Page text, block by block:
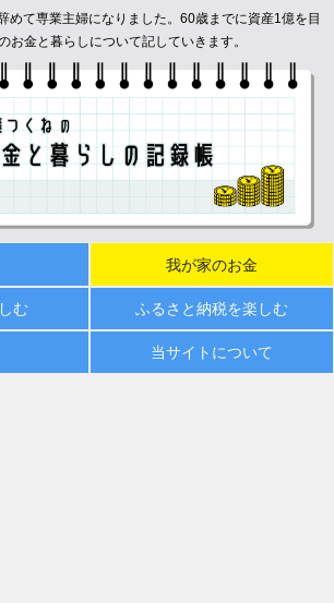
めて専業主婦になりました。60歳までに資産1億を目
お金と暮らしについて記していきます。
我が家のお金
む ふるさと納税を楽しむ
当サイトについて